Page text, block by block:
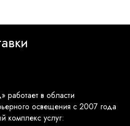
работает в области
освещения с 2007 года
комплекс услуг: